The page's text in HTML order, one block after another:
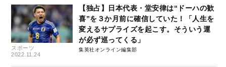
スポーツ
2022.11.24
【独占】日本代表・堂安律は“ドーハの歓
喜”を３か月前に確信していた！「人生を
変えるサプライズを起こす。そういう運
が必ず巡ってくる」
集英社オンライン編集部